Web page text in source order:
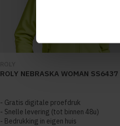
ROLY NEBRASKA WOMAN SS6437
Gratis digitale proefdruk
Snelle levering (tot binnen 48u)
Bedrukking in eigen huis